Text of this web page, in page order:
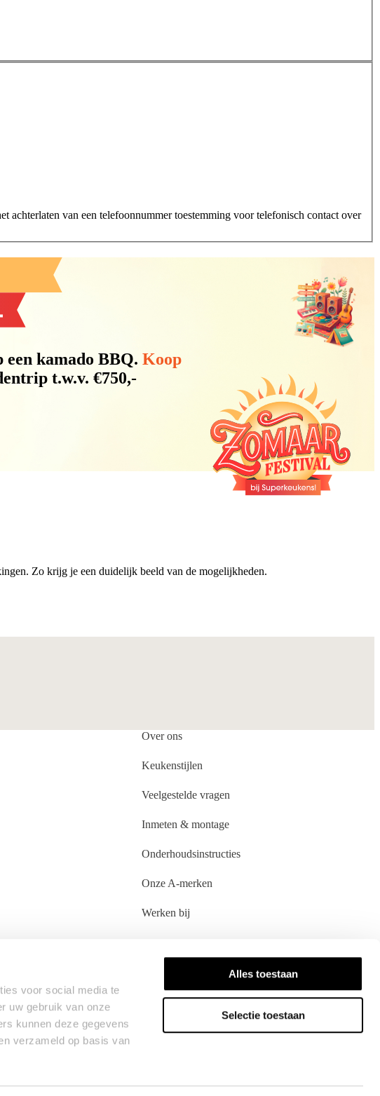
voor social media te
uw gebruik van onze
kunnen deze gegevens
verzameld op basis van
Alles toestaan
Selectie toestaan
achterlaten van een telefoonnummer toestemming voor telefonisch contact over
kamado BBQ. Koop
t.w.v. €750,-
Zo krijg je een duidelijk beeld van de mogelijkheden.
Over ons
Keukenstijlen
Veelgestelde vragen
Inmeten & montage
Onderhoudsinstructies
Onze A-merken
Werken bij